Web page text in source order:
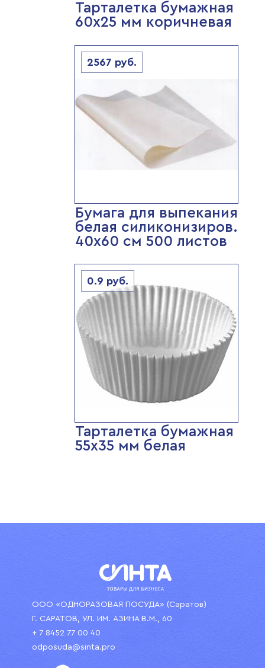
Тарталетка бумажная
60х25 мм коричневая
2567 руб.
Бумага для выпекания
белая силиконизиров.
40х60 см 500 листов
0.9 руб.
Тарталетка бумажная
55х35 мм белая
ООО «ОДНОРАЗОВАЯ ПОСУДА» (Саратов)
Г. САРАТОВ, УЛ. ИМ. АЗИНА В.М., 60
+ 7 8452 77 00 40
odposuda@sinta.pro